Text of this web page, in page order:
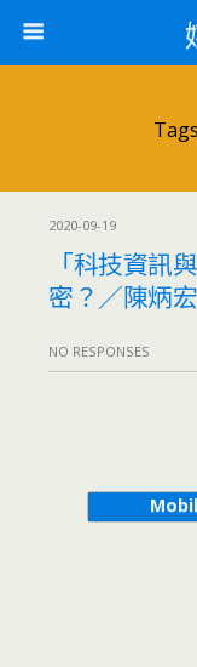
2020-09-19
「科技資訊
密？／陳炳宏
NO RESPONSES